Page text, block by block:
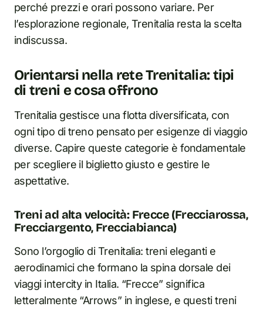
perché prezzi e orari possono variare. Per
l’esplorazione regionale, Trenitalia resta la scelta
indiscussa.
Orientarsi nella rete Trenitalia: tipi
di treni e cosa offrono
Trenitalia gestisce una flotta diversificata, con
ogni tipo di treno pensato per esigenze di viaggio
diverse. Capire queste categorie è fondamentale
per scegliere il biglietto giusto e gestire le
aspettative.
Treni ad alta velocità: Frecce (Frecciarossa,
Frecciargento, Frecciabianca)
Sono l’orgoglio di Trenitalia: treni eleganti e
aerodinamici che formano la spina dorsale dei
viaggi intercity in Italia. “Frecce” significa
letteralmente “Arrows” in inglese, e questi treni